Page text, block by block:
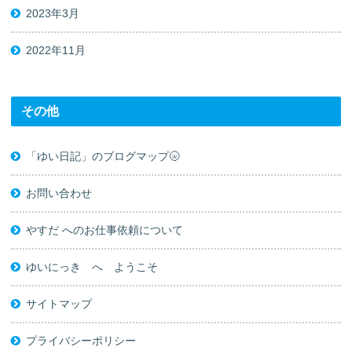
2023年3月
2022年11月
その他
「ゆい日記」のブログマップ🌝
お問い合わせ
やすだ へのお仕事依頼について
ゆいにっき へ ようこそ
サイトマップ
プライバシーポリシー